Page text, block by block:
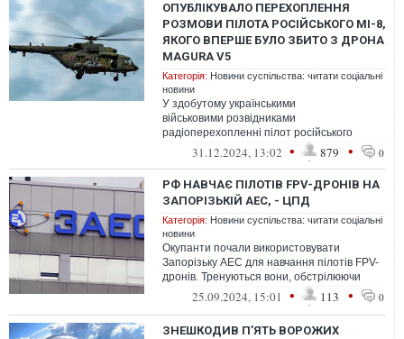
ОПУБЛІКУВАЛО ПЕРЕХОПЛЕННЯ
РОЗМОВИ ПІЛОТА РОСІЙСЬКОГО МІ-8,
ЯКОГО ВПЕРШЕ БУЛО ЗБИТО З ДРОНА
MAGURA V5
Категорія: Новини суспільства: читати соціальні
новини
У здобутому українськими
військовими розвідниками
радіоперехопленні пілот російського
гелікоптера Мі-8, підбитого ракетою,
запущеною з морського дрона...
31.12.2024, 13:02 • 879 • 0
РФ НАВЧАЄ ПІЛОТІВ FPV-ДРОНІВ НА
ЗАПОРІЗЬКІЙ АЕС, - ЦПД
Категорія: Новини суспільства: читати соціальні
новини
Окупанти почали використовувати
Запорізьку АЕС для навчання пілотів FPV-
дронів. Тренуються вони, обстрілюючи
Нікополь Дніпропетровської області.
25.09.2024, 15:01 • 113 • 0
ЗНЕШКОДИВ П’ЯТЬ ВОРОЖИХ